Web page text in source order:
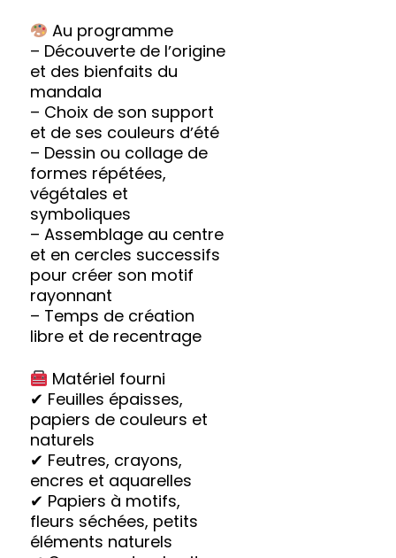
Au programme
– Découverte de lʼorigine
et des bienfaits du
mandala
– Choix de son support
et de ses couleurs dʼété
– Dessin ou collage de
formes répétées,
végétales et
symboliques
– Assemblage au centre
et en cercles successifs
pour créer son motif
rayonnant
– Temps de création
libre et de recentrage
Matériel fourni
✔ Feuilles épaisses,
papiers de couleurs et
naturels
✔ Feutres, crayons,
encres et aquarelles
✔ Papiers à motifs,
fleurs séchées, petits
éléments naturels